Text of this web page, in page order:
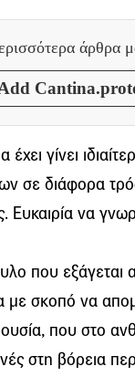
άρθρα
έχει γίνει
σε διάφορα
Ευκαιρία να
που εξάγεται
με σκοπό να
που στο
στη βόρεια